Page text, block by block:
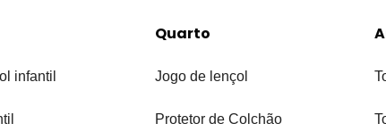
infantil
Quarto
Jogo de lençol
Protetor de Colchão